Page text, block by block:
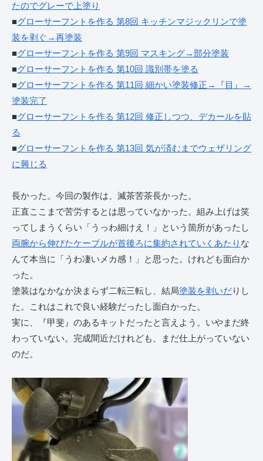
たのでグレーで上塗り
■グローサーフントを作る 第8回 キッチンマジックリンで塗
装を剥ぐ→再塗装
■グローサーフントを作る 第9回 マスキング→部分塗装
■グローサーフントを作る 第10回 識別帯を塗る
■グローサーフントを作る 第11回 細かい塗装修正→『目』→
塗装完了
■グローサーフントを作る 第12回 修正しつつ、デカールを貼
る
■グローサーフントを作る 第13回 気が済むまでウェザリング
に興じる
長かった。今回の製作は、滅茶苦茶長かった。
正直ここまで苦労するとは思っていなかった。組み上げは笑
ってしまうくらい「うっわ細けえ！」という箇所があったし
両腕から伸びたケーブルが首後ろに集約されていくあたり な
んて本当に「うわ凄いメカ感！」と思った。けれども面白か
った。
塗装はなかなか決まらず二転三転し、結局塗装を剥いだりし
た。これはこれで良い経験だったし面白かった。
実に、『甲斐』のあるキットだったと言えよう。いやまだ終
わっていない。完成間近だけれども、まだ仕上がっていない
のだ。